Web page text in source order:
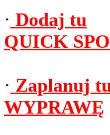
· Dodaj tu
QUICK
· Zaplanuj
WYPRAWĘ